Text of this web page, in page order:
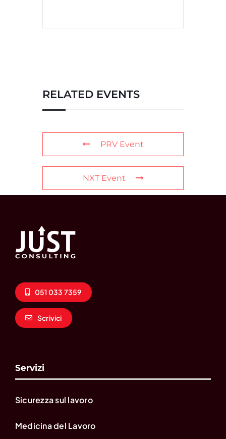
RELATED EVENTS
PRV Event
NXT Event
051 033 7359
Scrivici
Servizi
Sicurezza sul lavoro
Medicina del Lavoro